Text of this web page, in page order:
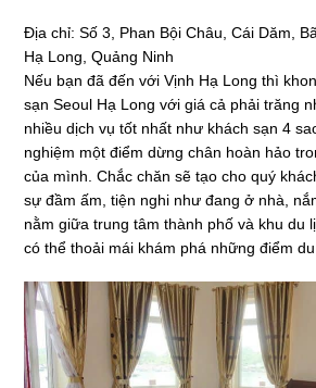
Địa chỉ:Số 3, Phan Bội Châu, Cái Dăm,
Hạ Long, Quảng Ninh
Nếu bạn đã đến với Vịnh Hạ Long thì
sạn Seoul Hạ Long với giá cả phải trăng
nhiều dịch vụ tốt nhất như khách sạn 4
nghiệm một điểm dừng chân hoàn hảo
của mình. Chắc chăn sẽ tạo cho quý
sự đầm ấm, tiện nghi như đang ở nhà,
nằm giữa trung tâm thành phố và khu du
có thể thoải mái khám phá những điểm